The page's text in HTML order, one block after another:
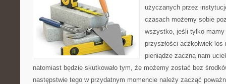
użyczanych przez
czasach możemy sobie
wszystko, jeśli tylko
przyszłości aczkolwiek
pieniądze zaczną nam
natomiast będzie skutkowało tym, że możemy zostać bez
następstwie tego w przydatnym momencie należy zacząć